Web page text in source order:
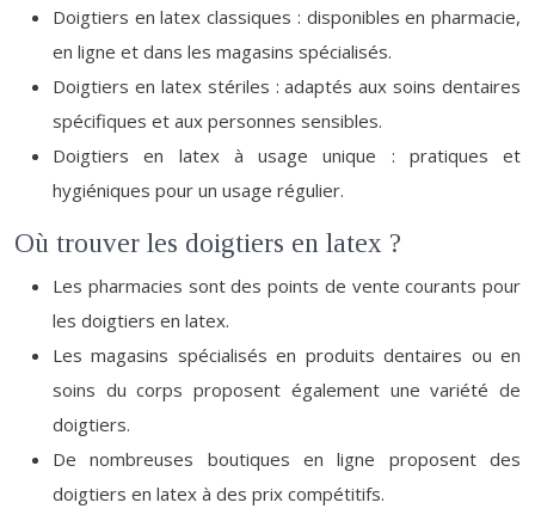
Doigtiers en latex classiques : disponibles en pharmacie,
en ligne et dans les magasins spécialisés.
Doigtiers en latex stériles : adaptés aux soins dentaires
spécifiques et aux personnes sensibles.
Doigtiers en latex à usage unique : pratiques et
hygiéniques pour un usage régulier.
Où trouver les doigtiers en latex ?
Les pharmacies sont des points de vente courants pour
les doigtiers en latex.
Les magasins spécialisés en produits dentaires ou en
soins du corps proposent également une variété de
doigtiers.
De nombreuses boutiques en ligne proposent des
doigtiers en latex à des prix compétitifs.